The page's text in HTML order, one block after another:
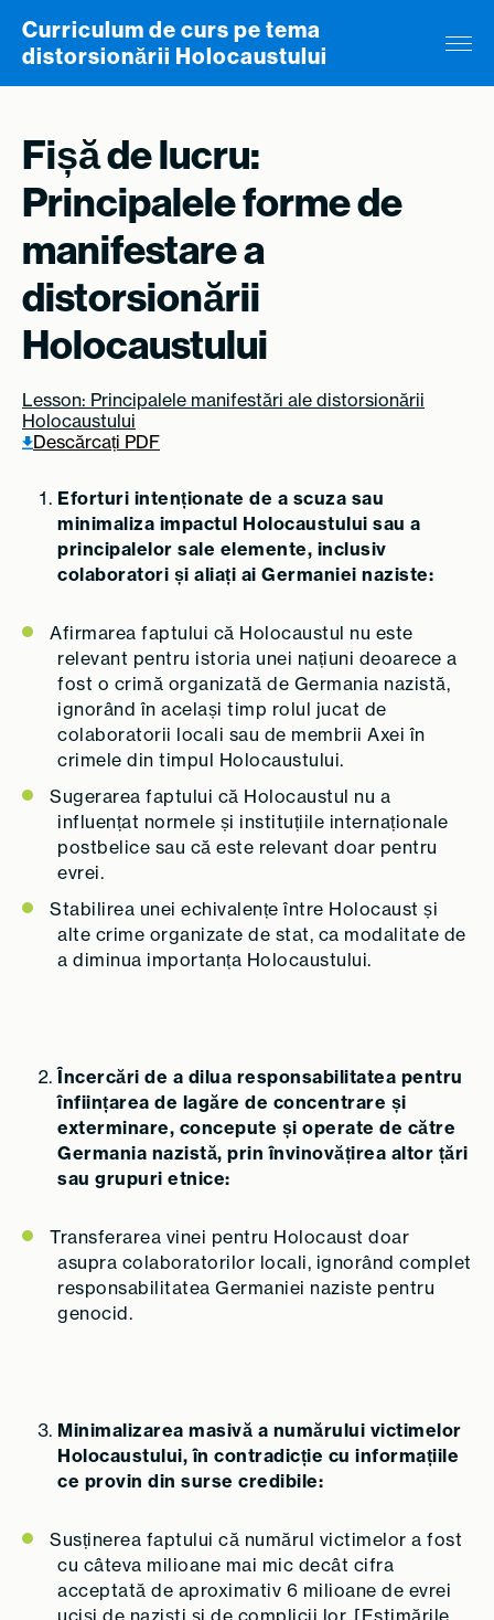
Skip to content
Curriculum de curs pe tema
distorsionării Holocaustului
Fișă de lucru:
Principalele forme de
manifestare a
distorsionării
Holocaustului
Lesson: Principalele manifestări ale distorsionării
Holocaustului
Descărcați PDF
Eforturi intenționate de a scuza sau
minimaliza impactul Holocaustului sau a
principalelor sale elemente, inclusiv
colaboratori și aliați ai Germaniei naziste:
Afirmarea faptului că Holocaustul nu este
relevant pentru istoria unei națiuni deoarece a
fost o crimă organizată de Germania nazistă,
ignorând în același timp rolul jucat de
colaboratorii locali sau de membrii Axei în
crimele din timpul Holocaustului.
Sugerarea faptului că Holocaustul nu a
influențat normele și instituțiile internaționale
postbelice sau că este relevant doar pentru
evrei.
Stabilirea unei echivalențe între Holocaust și
alte crime organizate de stat, ca modalitate de
a diminua importanța Holocaustului.
Încercări de a dilua responsabilitatea pentru
înființarea de lagăre de concentrare și
exterminare, concepute și operate de către
Germania nazistă, prin învinovățirea altor țări
sau grupuri etnice:
Transferarea vinei pentru Holocaust doar
asupra colaboratorilor locali, ignorând complet
responsabilitatea Germaniei naziste pentru
genocid.
Minimalizarea masivă a numărului victimelor
Holocaustului, în contradicție cu informațiile
ce provin din surse credibile:
Susținerea faptului că numărul victimelor a fost
cu câteva milioane mai mic decât cifra
acceptată de aproximativ 6 milioane de evrei
uciși de naziști și de complicii lor. [Estimările